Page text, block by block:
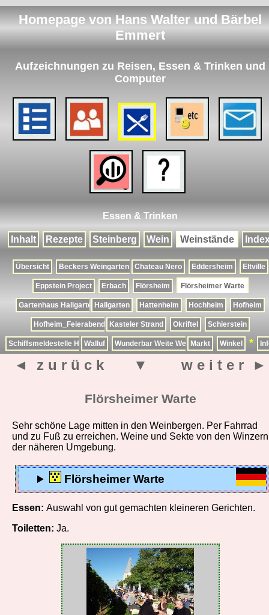
Homepage von Hans Walter und Bärbel
Emmert
Aufzeichnungen zu Reisen, Essen & Trinken und
Computer
Essen & Trinken
Inhalt Rezepte Steinberg Wein Weinstände
Übersicht Beckers Weingarten Chateau Nero Eddersheim Eltville
Eppstein Project Erbach Flörsheim Flörsheimer Warte
Gartenhaus HallgartenHallgarten Hattenheim Hochheim Hofheim
Hofheim_FeierabendmarktKasteler Strand Okriftel Schierstein
Schiffsmeldestelle Hoechst
Walluf Wunderbar Weite Welt Markt Winkel *
◄ z u r ü c k ▼ w e i t e r ►
Flörsheimer Warte
Sehr schöne Lage mitten in den Weinbergen. Per Fahrrad
und zu Fuß zu erreichen. Weine und Sekte von den Winzern
der näheren Umgebung.
Flörsheimer Warte
Essen: Auswahl von gut gemachten kleineren Gerichten.
Toiletten: Ja.